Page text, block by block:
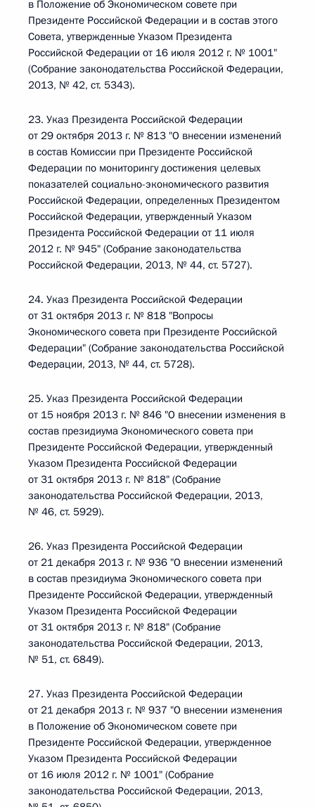
в Положение об Экономическом совете при
Президенте Российской Федерации и в состав этого
Совета, утвержденные Указом Президента
Российской Федерации от 16 июля 2012 г. № 1001"
(Собрание законодательства Российской Федерации,
2013, № 42, ст. 5343).
23. Указ Президента Российской Федерации
от 29 октября 2013 г. № 813 "О внесении изменений
в состав Комиссии при Президенте Российской
Федерации по мониторингу достижения целевых
показателей социально-экономического развития
Российской Федерации, определенных Президентом
Российской Федерации, утвержденный Указом
Президента Российской Федерации от 11 июля
2012 г. № 945" (Собрание законодательства
Российской Федерации, 2013, № 44, ст. 5727).
24. Указ Президента Российской Федерации
от 31 октября 2013 г. № 818 "Вопросы
Экономического совета при Президенте Российской
Федерации" (Собрание законодательства Российской
Федерации, 2013, № 44, ст. 5728).
25. Указ Президента Российской Федерации
от 15 ноября 2013 г. № 846 "О внесении изменения в
состав президиума Экономического совета при
Президенте Российской Федерации, утвержденный
Указом Президента Российской Федерации
от 31 октября 2013 г. № 818" (Собрание
законодательства Российской Федерации, 2013,
№ 46, ст. 5929).
26. Указ Президента Российской Федерации
от 21 декабря 2013 г. № 936 "О внесении изменений
в состав президиума Экономического совета при
Президенте Российской Федерации, утвержденный
Указом Президента Российской Федерации
от 31 октября 2013 г. № 818" (Собрание
законодательства Российской Федерации, 2013,
№ 51, ст. 6849).
27. Указ Президента Российской Федерации
от 21 декабря 2013 г. № 937 "О внесении изменения
в Положение об Экономическом совете при
Президенте Российской Федерации, утвержденное
Указом Президента Российской Федерации
от 16 июля 2012 г. № 1001" (Собрание
законодательства Российской Федерации, 2013,